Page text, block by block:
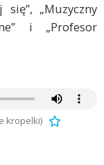
się”, „Muzyczny
i „Profesor
kropelki)